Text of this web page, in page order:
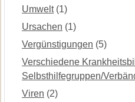
Umwelt(1)
Ursachen (1)
Vergünstigungen (5)
Verschiedene
Selbsthilfegruppen/
Viren (2)